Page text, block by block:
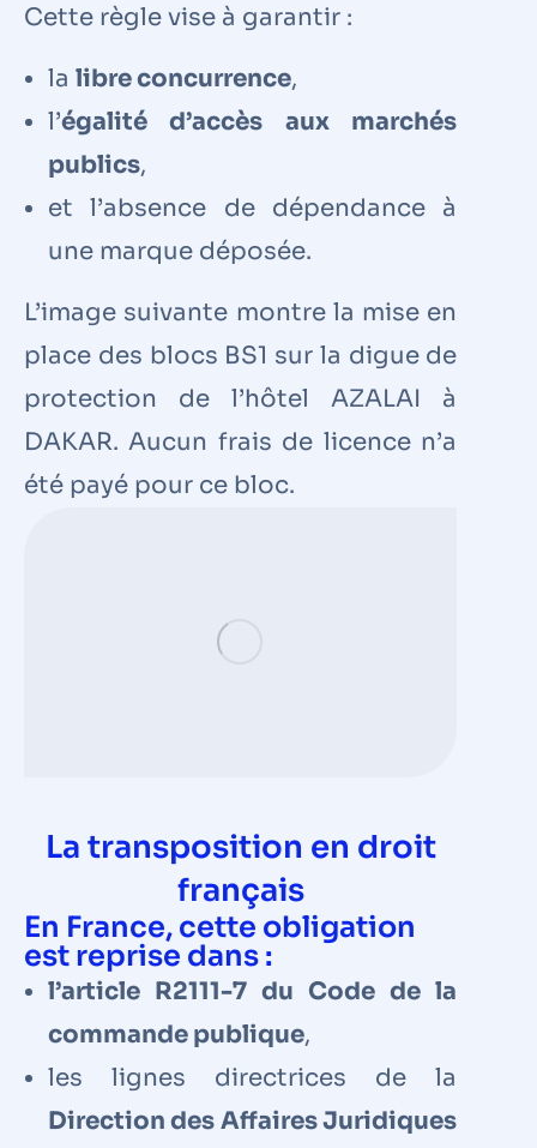
Cette règle vise à garantir :
la libre concurrence,
l’égalité d’accès aux marchés
publics,
et l’absence de dépendance à
une marque déposée.
L’image suivante montre la mise en
place des blocs BS1 sur la digue de
protection de l’hôtel AZALAI à
DAKAR. Aucun frais de licence n’a
été payé pour ce bloc.
La transposition en droit
français
En France, cette obligation
est reprise dans :
l’article R2111-7 du Code de la
commande publique,
les lignes directrices de la
Direction des Affaires Juridiques